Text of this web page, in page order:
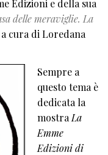
Edizioni e della sua
delle meraviglie. La
cura di Loredana
Sempre a
questo tema è
dedicata la
mostra La
Emme
Edizioni di